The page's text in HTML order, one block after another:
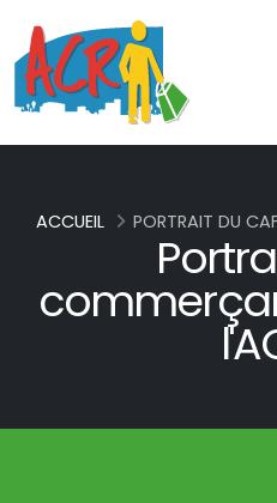
ACCUEIL PORTRAIT DU